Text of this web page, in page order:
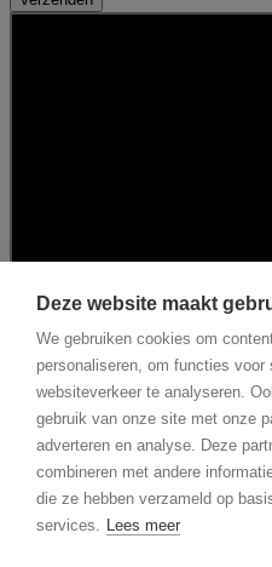
Deze website maakt
We gebruiken cookies om
personaliseren, om functies
websiteverkeer te analyseren.
gebruik van onze site met onze
adverteren en analyse. Deze
combineren met andere
die ze hebben verzameld op
services. Lees meer